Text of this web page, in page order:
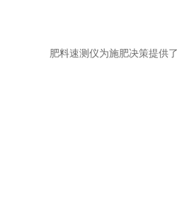
肥料速测仪为施肥决策提供